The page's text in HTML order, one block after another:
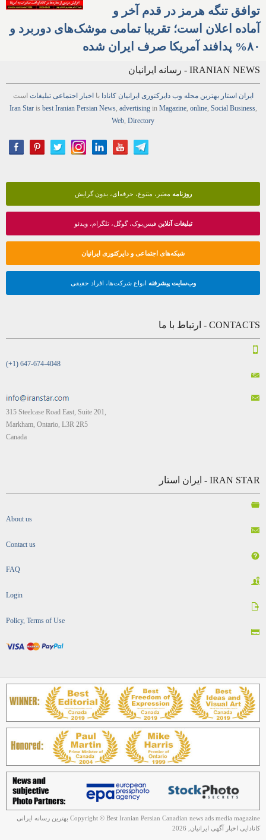
توافق تنگه هرمز در قدم آخر و
آماده اعلان است؛ تقریبا تمامی موشک‌های دوربرد و
۸۰% پدافند آمریکا صرف ایران شده
IRANIAN NEWS - رسانه ایرانیان
ایران استار بهترین مجله وب دایرکتوری ایرانیان کانادا با اخبار اجتماعی تبلیغات است
Iran Staris best Iranian Persian News, advertisingin Magazine, online, Social Business,
Web, Directory
روزنامه معتبر، متنوع، حرفه‌ای، بدون گرایش
تبلیغات آنلاینفیس‌بوک، گوگل، تلگرام، ویدئو
شبکه‌های اجتماعی و دایرکتوری ایرانیان
وب‌سایت پیشرفته انواع شرکت‌ها، افراد حقیقی
CONTACTS - ارتباط با ما
(+1) 647-674-4048
315 Steelcase Road East, Suite 201,
Markham, Ontario, L3R 2R5
Canada
IRAN STAR - ایران استار
About us
Contact us
FAQ
Login
Policy, Terms of Use
Copyright © Best Iranian Persian Canadian news ads media magazine بهترین رسانه ایرانی
کانادایی اخبار آگهی ایرانیان, 2026